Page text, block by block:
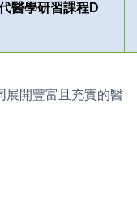
醫學研習課程D
展開豐富且充實的醫